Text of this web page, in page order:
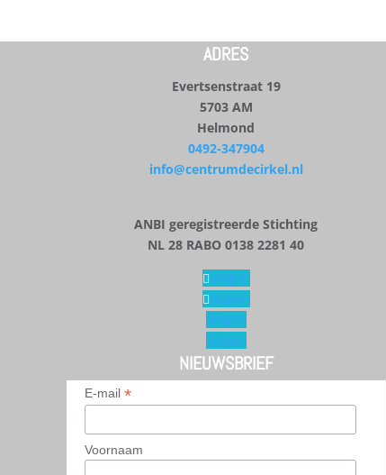
ADRES
Evertsenstraat 19
5703 AM
Helmond
0492-347904
info@centrumdecirkel.nl
ANBI geregistreerde Stichting
NL 28 RABO 0138 2281 40
Volgen
Volgen
Volgen
Volgen
NIEUWSBRIEF
E-mail *
Voornaam